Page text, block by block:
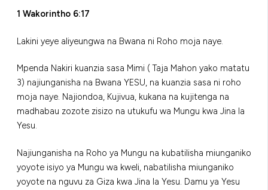
1 Wakorintho 6:17
Lakini yeye aliyeungwa na Bwana ni Roho moja naye.
Mpenda Nakiri kuanzia sasa Mimi ( Taja Mahon yako matatu
3) najiunganisha na Bwana YESU, na kuanzia sasa ni roho
moja naye. Najiondoa, Kujivua, kukana na kujitenga na
madhabau zozote zisizo na utukufu wa Mungu kwa Jina la
Yesu.
Najiunganisha na Roho ya Mungu na kubatilisha miunganiko
yoyote isiyo ya Mungu wa kweli, nabatilisha miunganiko
yoyote na nguvu za Giza kwa Jina la Yesu. Damu ya Yesu